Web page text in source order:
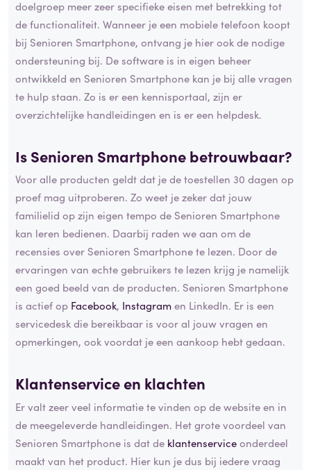
doelgroep meer zeer specifieke eisen met betrekking tot
de functionaliteit. Wanneer je een mobiele telefoon koopt
bij Senioren Smartphone, ontvang je hier ook de nodige
ondersteuning bij. De software is in eigen beheer
ontwikkeld en Senioren Smartphone kan je bij alle vragen
te hulp staan. Zo is er een kennisportaal, zijn er
overzichtelijke handleidingen en is er een helpdesk.
Is Senioren Smartphone betrouwbaar?
Voor alle producten geldt dat je de toestellen 30 dagen op
proef mag uitproberen. Zo weet je zeker dat jouw
familielid op zijn eigen tempo de Senioren Smartphone
kan leren bedienen. Daarbij raden we aan om de
recensies over Senioren Smartphone te lezen. Door de
ervaringen van echte gebruikers te lezen krijg je namelijk
een goed beeld van de producten. Senioren Smartphone
is actief op Facebook, Instagramen LinkedIn. Er is een
servicedesk die bereikbaar is voor al jouw vragen en
opmerkingen, ook voordat je een aankoop hebt gedaan.
Klantenservice en klachten
Er valt zeer veel informatie te vinden op de website en in
de meegeleverde handleidingen. Het grote voordeel van
Senioren Smartphone is dat de klantenserviceonderdeel
maakt van het product. Hier kun je dus bij iedere vraag